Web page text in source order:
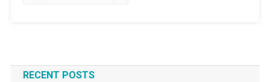
RECENT POSTS